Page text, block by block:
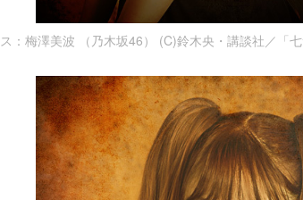
：梅澤美波 （乃木坂46） (C)鈴木央・講談社／「